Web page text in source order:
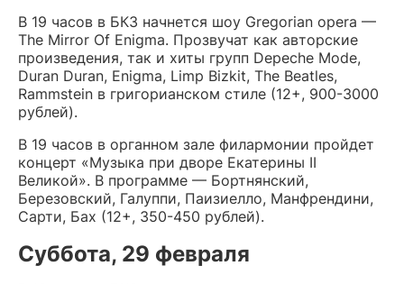
В 19 часов в БКЗ начнется шоу Gregorian opera —
The Mirror Of Enigma. Прозвучат как авторские
произведения, так и хиты групп Depeche Mode,
Duran Duran, Enigma, Limp Bizkit, The Beatles,
Rammstein в григорианском стиле (12+, 900-3000
рублей).
В 19 часов в органном зале филармонии пройдет
концерт «Музыка при дворе Екатерины II
Великой». В программе — Бортнянский,
Березовский, Галуппи, Паизиелло, Манфрендини,
Сарти, Бах (12+, 350-450 рублей).
Суббота, 29 февраля